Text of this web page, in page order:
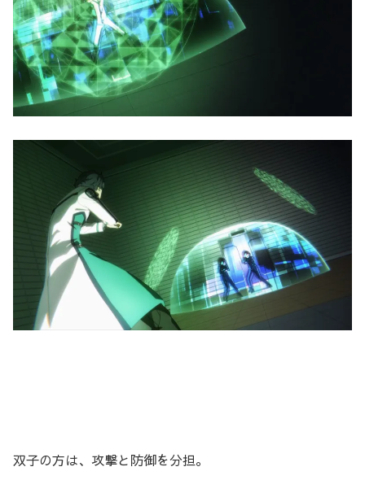
双子の方は、攻撃と防御を分担。